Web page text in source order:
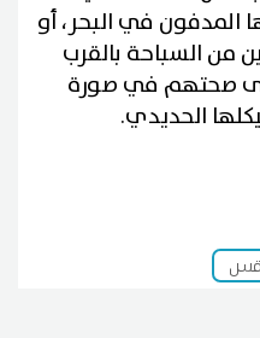
المدفون في البحر، أو
من السباحة بالقرب
صحتهم في صورة
الحديدي.